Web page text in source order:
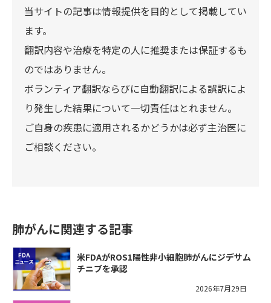
当サイトの記事は情報提供を目的として掲載してい
ます。
翻訳内容や治療を特定の人に推奨または保証するも
のではありません。
ボランティア翻訳ならびに自動翻訳による誤訳によ
り発生した結果について一切責任はとれません。
ご自身の疾患に適用されるかどうかは必ず主治医に
ご相談ください。
肺がんに関連する記事
米FDAがROS1陽性非小細胞肺がんにジデサム
チニブを承認
2026年7月29日